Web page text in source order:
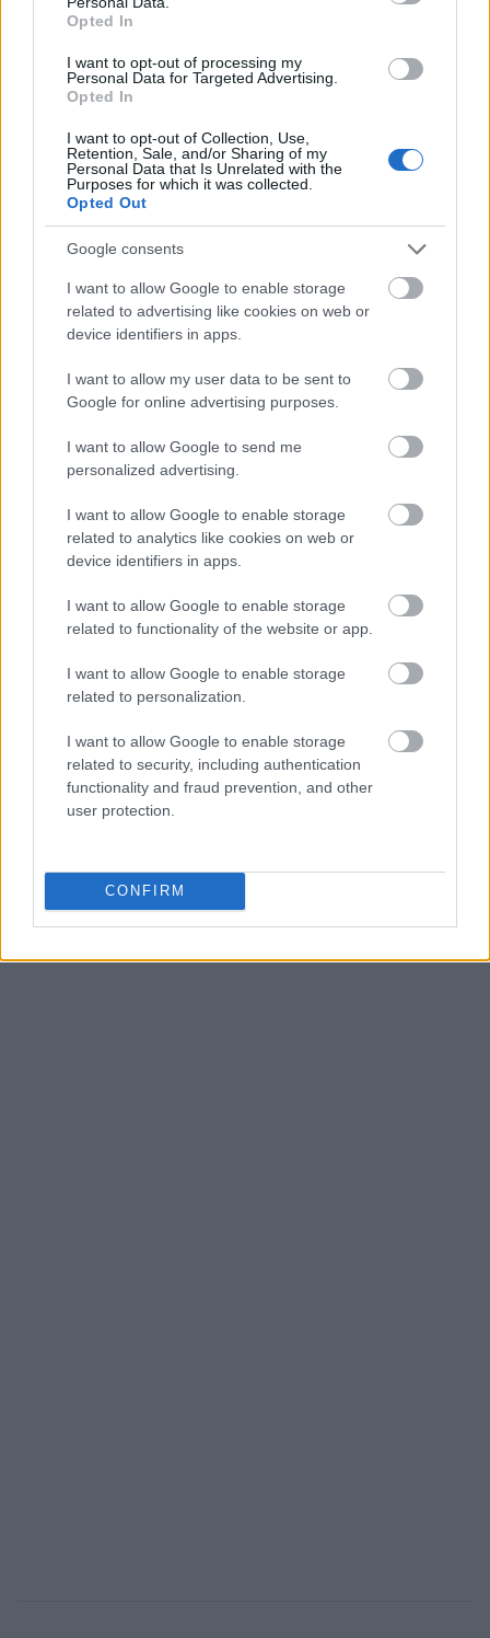
Opted In
I want to opt-out of processing my
Personal Data for Targeted Advertising.
Opted In
I want to opt-out of Collection, Use,
Retention, Sale, and/or Sharing of my
Personal Data that Is Unrelated with the
Purposes for which it was collected.
Opted Out
Google consents
I want to allow Google to enable storage
related to advertising like cookies on web or
device identifiers in apps.
I want to allow my user data to be sent to
Google for online advertising purposes.
I want to allow Google to send me
personalized advertising.
I want to allow Google to enable storage
related to analytics like cookies on web or
device identifiers in apps.
I want to allow Google to enable storage
related to functionality of the website or app.
I want to allow Google to enable storage
related to personalization.
I want to allow Google to enable storage
related to security, including authentication
functionality and fraud prevention, and other
user protection.
CONFIRM
αρχίσετε να καταλαβαίνετε ότι πολλά πράγματα
στην κοινωνία δεν έχουν πραγματικό σκοπό, ότι
υπάρχουν μόνο για να ωφελήσουν ορισμένους και
να βλάψουν άλλους, είναι ένα σημάδι ότι κάτι μέσα
σας αλλάζει και σύντομα θα σας παρουσιαστεί μια
νέα έκδοση του εαυτού σας.
Λοιπόν, αναγνωρίσατε κάποια από αυτά τα
σημάδια;
Κάντεlikeστη σελίδα μας στοfacebookγια να
μαθαίνετε όλα τα νέα.